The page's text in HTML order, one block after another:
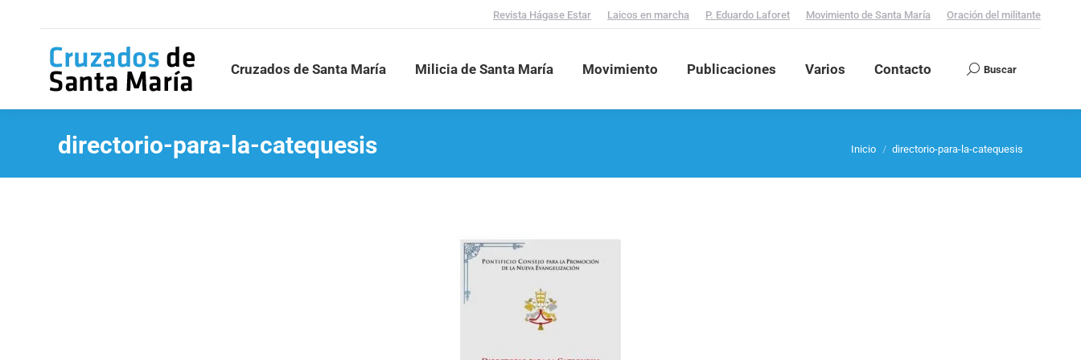
Revista Hágase Estar Laicos en marcha P. Eduardo Laforet Movimiento de Santa María Oración del militante
Cruzados de Santa María Milicia de Santa María Movimiento Publicaciones Varios Contacto Search:
Buscar
directorio-para-la-catequesis Estás aquí:
Inicio directorio-para-la-catequesis